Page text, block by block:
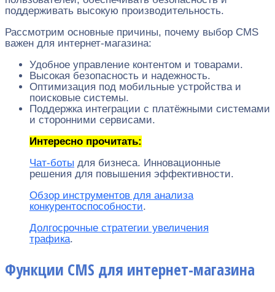
поддерживать высокую производительность.
Рассмотрим основные причины, почему выбор CMS
важен для интернет-магазина:
Удобное управление контентом и товарами.
Высокая безопасность и надежность.
Оптимизация под мобильные устройства и
поисковые системы.
Поддержка интеграции с платёжными системами
и сторонними сервисами.
Интересно прочитать:
Чат-боты для бизнеса. Инновационные
решения для повышения эффективности.
Обзор инструментов для анализа
конкурентоспособности.
Долгосрочные стратегии увеличения
трафика.
Функции CMS для интернет-магазина